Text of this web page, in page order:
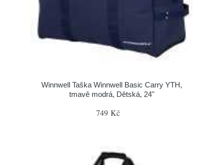
Winnwell Taška Winnwell Basic Carry YTH,
tmavě modrá, Dětská, 24"
749 Kč